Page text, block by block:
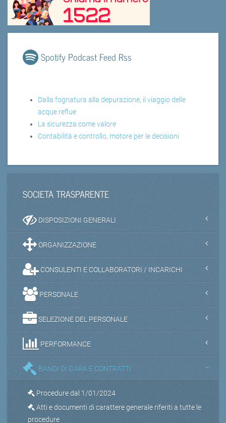
Spotify Podcast Feed Rss
Dalla fognatura alla depurazione, il viaggio delle
acque reflue
La sicurezza come valore
Contabilità e controllo, motore per le decisioni
SOCIETA TRASPARENTE
DISPOSIZIONI GENERALI
ORGANIZZAZIONE
CONSULENTI E COLLABORATORI / INCARICHI
PERSONALE
SELEZIONE DEL PERSONALE
PERFORMANCE
BANDI DI GARA E CONTRATTI
Procedure dal 1/01/2024
Atti e documenti di carattere generale riferiti a tutte le
procedure